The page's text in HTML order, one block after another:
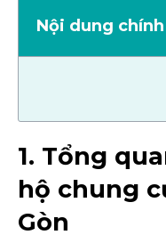
Nội dung chính
1. Tổng
hộ chung
Gòn